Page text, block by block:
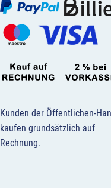
Kunden der Öffentlichen-
kaufen grundsätzlich auf
Rechnung.